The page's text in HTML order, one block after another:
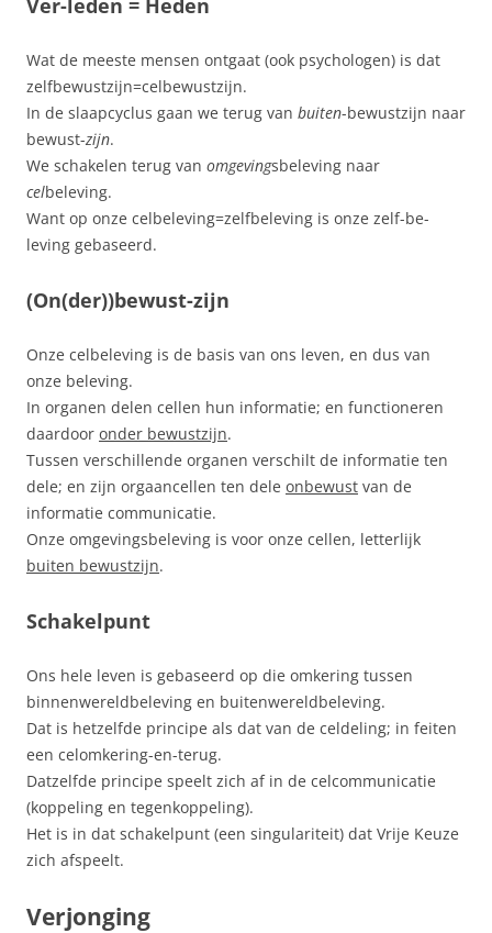
Ver-leden = Heden
Wat de meeste mensen ontgaat (ook psychologen) is dat
zelfbewustzijn=celbewustzijn.
In de slaapcyclus gaan we terug van buiten-bewustzijn naar
bewust-zijn.
We schakelen terug van omgevingsbeleving naar
celbeleving.
Want op onze celbeleving=zelfbeleving is onze zelf-be-
leving gebaseerd.
(On(der))bewust-zijn
Onze celbeleving is de basis van ons leven, en dus van
onze beleving.
In organen delen cellen hun informatie; en functioneren
daardoor onder bewustzijn.
Tussen verschillende organen verschilt de informatie ten
dele; en zijn orgaancellen ten dele onbewust van de
informatie communicatie.
Onze omgevingsbeleving is voor onze cellen, letterlijk
buiten bewustzijn.
Schakelpunt
Ons hele leven is gebaseerd op die omkering tussen
binnenwereldbeleving en buitenwereldbeleving.
Dat is hetzelfde principe als dat van de celdeling; in feiten
een celomkering-en-terug.
Datzelfde principe speelt zich af in de celcommunicatie
(koppeling en tegenkoppeling).
Het is in dat schakelpunt (een singulariteit) dat Vrije Keuze
zich afspeelt.
Verjonging